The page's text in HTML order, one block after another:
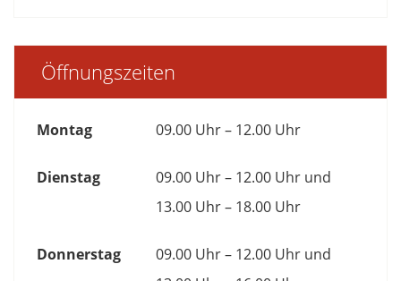
Öffnungszeiten
Montag 09.00 Uhr – 12.00 Uhr
Dienstag
09.00 Uhr – 12.00 Uhr und
13.00 Uhr – 18.00 Uhr
Donnerstag
09.00 Uhr – 12.00 Uhr und